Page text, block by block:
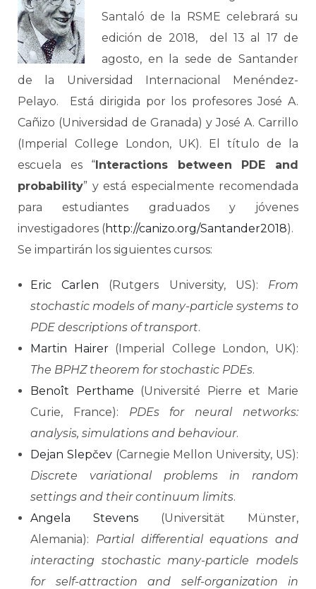
Santaló de la RSME celebrará su
edición de 2018, del 13 al 17 de
agosto, en la sede de Santander
de la Universidad Internacional Menéndez-
Pelayo. Está dirigida por los profesores José A.
Cañizo (Universidad de Granada) y José A. Carrillo
(Imperial College London, UK). El título de la
escuela es “Interactions between PDE and
probability” y está especialmente recomendada
para estudiantes graduados y jóvenes
investigadores (http://canizo.org/Santander2018).
Se impartirán los siguientes cursos:
Eric Carlen (Rutgers University, US): From
stochastic models of many-particle systems to
PDE descriptions of transport.
Martin Hairer(Imperial College London, UK):
The BPHZ theorem for stochastic PDEs.
Benoît Perthame (Université Pierre et Marie
Curie, France): PDEs for neural networks:
analysis, simulations and behaviour.
Dejan Slepčev(Carnegie Mellon University, US):
Discrete variational problems in random
settings and their continuum limits.
Angela Stevens (Universität Münster,
Alemania): Partial differential equations and
interacting stochastic many-particle models
for self-attraction and self-organization in